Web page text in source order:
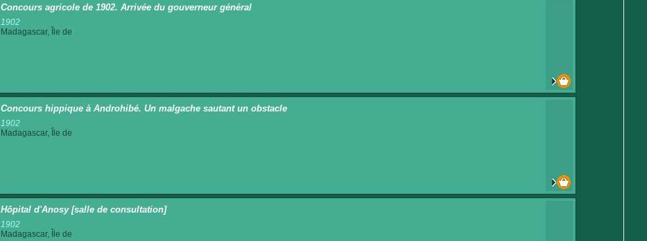
Concours agricole de 1902. Arrivée du gouverneur général
1902
Madagascar, Île de
Concours hippique à Androhibé. Un malgache sautant un obstacle
1902
Madagascar, Île de
Hôpital d'Anosy [salle de consultation]
1902
Madagascar, Île de